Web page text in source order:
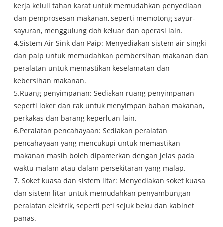
kerja keluli tahan karat untuk memudahkan penyediaan
dan pemprosesan makanan, seperti memotong sayur-
sayuran, menggulung doh keluar dan operasi lain.
4.Sistem Air Sink dan Paip: Menyediakan sistem air singki
dan paip untuk memudahkan pembersihan makanan dan
peralatan untuk memastikan keselamatan dan
kebersihan makanan.
5.Ruang penyimpanan: Sediakan ruang penyimpanan
seperti loker dan rak untuk menyimpan bahan makanan,
perkakas dan barang keperluan lain.
6.Peralatan pencahayaan: Sediakan peralatan
pencahayaan yang mencukupi untuk memastikan
makanan masih boleh dipamerkan dengan jelas pada
waktu malam atau dalam persekitaran yang malap.
7. Soket kuasa dan sistem litar: Menyediakan soket kuasa
dan sistem litar untuk memudahkan penyambungan
peralatan elektrik, seperti peti sejuk beku dan kabinet
panas.